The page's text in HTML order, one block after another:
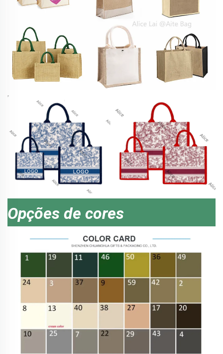
Opções de cores